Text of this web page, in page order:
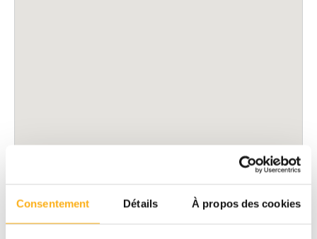
Consentement Détails À propos des cookies